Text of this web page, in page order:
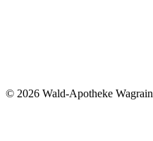
© 2026 Wald-Apotheke Wagrain